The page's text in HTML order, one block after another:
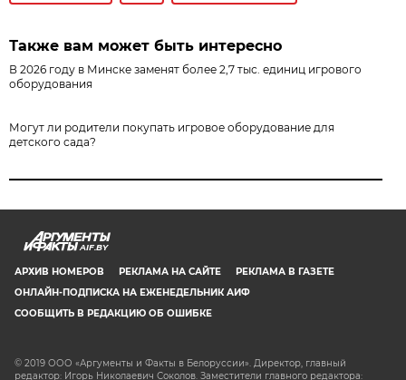
Также вам может быть интересно
В 2026 году в Минске заменят более 2,7 тыс. единиц игрового
оборудования
Могут ли родители покупать игровое оборудование для
детского сада?
AIF.BY
АРХИВ НОМЕРОВ РЕКЛАМА НА САЙТЕ
РЕКЛАМА В ГАЗЕТЕ
ОНЛАЙН-ПОДПИСКА НА ЕЖЕНЕДЕЛЬНИК АИФ
СООБЩИТЬ В РЕДАКЦИЮ ОБ ОШИБКЕ
© 2019 ООО «Аргументы и Факты в Белоруссии». Директор, главный
редактор: Игорь Николаевич Соколов. Заместители главного редактора: